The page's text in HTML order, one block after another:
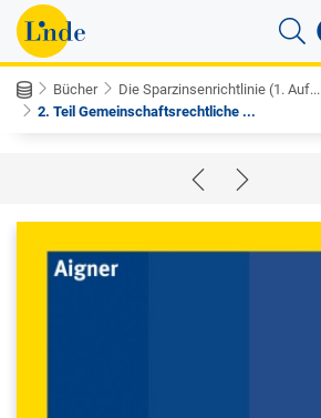
Bücher
Die Sparzinsenrichtlinie (1. Auf...
2. Teil Gemeinschaftsrechtliche ...